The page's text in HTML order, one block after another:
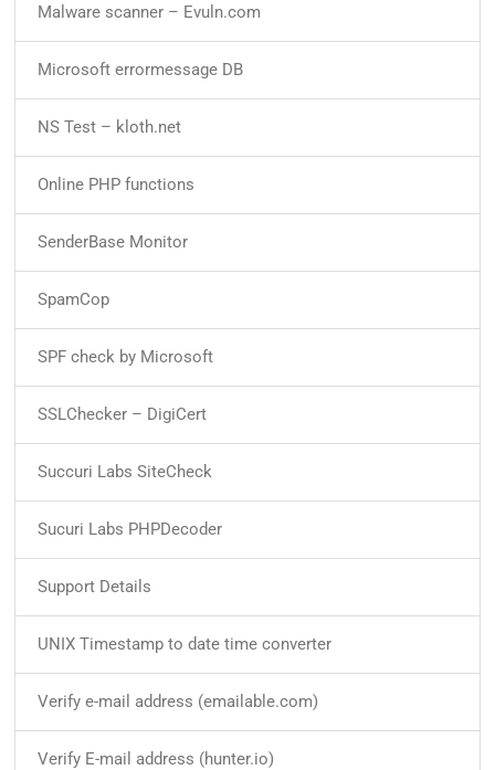
Malware scanner – Evuln.com
Microsoft errormessage DB
NS Test – kloth.net
Online PHP functions
SenderBase Monitor
SpamCop
SPF check by Microsoft
SSLChecker – DigiCert
Succuri Labs SiteCheck
Sucuri Labs PHPDecoder
Support Details
UNIX Timestamp to date time converter
Verify e-mail address (emailable.com)
Verify E-mail address (hunter.io)